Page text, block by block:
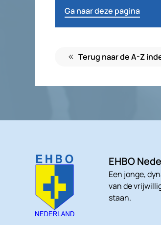
Ga naar deze pagina
Terug naar de A-Z
EHBO
Een jonge,
van de
staan.